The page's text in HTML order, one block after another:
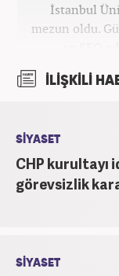
İstanbul
mezun oldu.
ve SEO
İLİŞKİLİ
SİYASET
CHP kurultayı
görevsizlik
SİYASET